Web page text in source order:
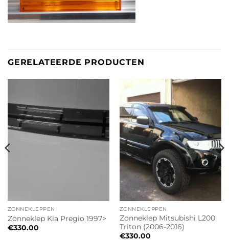
GERELATEERDE PRODUCTEN
ZONNEKLEPPEN
Zonneklep Kia Pregio 1997>
€330.00
ZONNEKLEPPEN
Zonneklep Mitsubishi L200
Triton (2006-2016)
€330.00